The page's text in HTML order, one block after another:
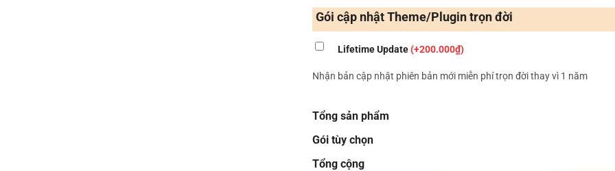
Gói cập nhật Theme/Plugin trọn đời
Lifetime Update(+200.000₫)
Nhận bản cập nhật phiên bản mới miễn phí trọn đời thay vì 1 năm
Tổng sản phẩm
Gói tùy chọn
Tổng cộng